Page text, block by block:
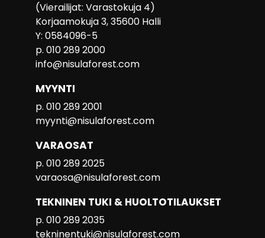
(Vierailijat: Varastokuja 4)
Korjaamokuja 3, 35600 Halli
Y: 0584096-5
p. 010 289 2000
info@nisulaforest.com
MYYNTI
p. 010 289 2001
myynti@nisulaforest.com
VARAOSAT
p. 010 289 2025
varaosa@nisulaforest.com
TEKNINEN TUKI & HUOLTOTILAUKSET
p. 010 289 2035
tekninentuki@nisulaforest.com